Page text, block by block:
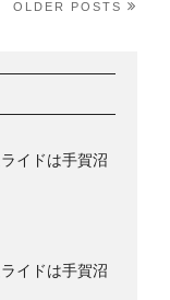
OLDER POSTS
イドは手賀沼
イドは手賀沼